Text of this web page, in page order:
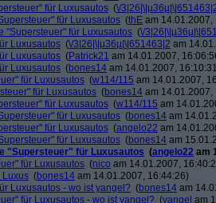
für Luxusautos (\/
für Luxusautos (thE am 14.01.2007,
"Supersteuer" für Luxusautos (\/
Luxusautos (\/3|26|\|µ36µ|\|651463|2 am
Luxusautos (Patrick21 am 14.01.2007,
Luxusautos (bones14 am 14.01.2007,
für Luxusautos (w114/115 am 14.01.2007,
für Luxusautos (bones14 am 14.01.2007,
für Luxusautos (w114/115 am
für Luxusautos (bones14 am
für Luxusautos (angelo22 am
für Luxusautos (bones14 am
"Supersteuer" für Luxusautos (angelo22 am
für Luxusautos (nico am 14.01.2007,
Luxus (bones14 am 14.01.2007, 16:44:26)
Luxusautos - wo ist yangel? (bones14 am
für Luxusautos - wo ist yangel? (yangel am